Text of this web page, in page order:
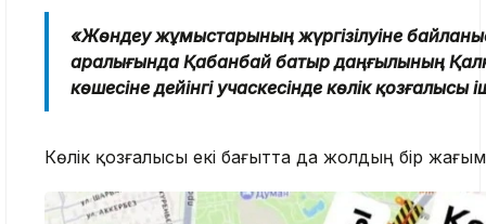
«Жөндеу жұмыстарының жүргізілуіне
аралығында Қабанбай батыр даңғылының
көшесіне дейінгі учаскесінде көлік
Көлік қозғалысы екі бағытта да жолдың бір